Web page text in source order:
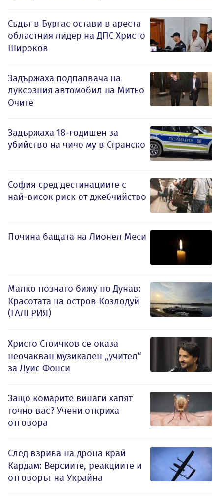
Съдът в Бургас остави в ареста
областния лидер на ДПС Христо
Широков
Задържаха подпалвача на
луксозния автомобил на Митьо
Очите
Задържаха 18-годишен за
убийство на чичо му в Странско
София сред дестинациите с
най-висок риск от джебчийство
Почина бащата на Лионел Меси
Малко познато бижу по Дунав:
Красотата на остров Козлодуй
(ГАЛЕРИЯ)
Христо Стоичков се оказа
неочакван музикален „учител“
за Луис Фонси
Защо комарите винаги хапят
точно вас? Учени откриха
отговора
След взрива на дрона край
Кардам: Версиите, реакциите и
отговорът на Украйна